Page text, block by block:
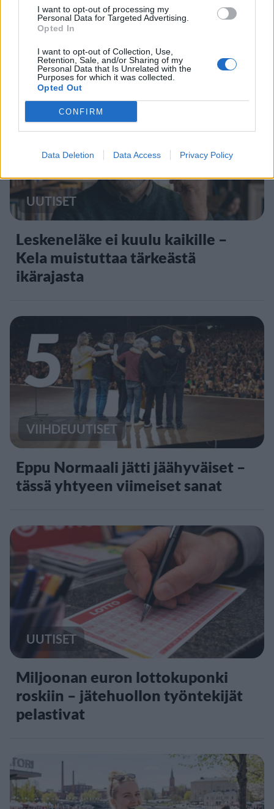
I want to opt-out of processing my
Personal Data for Targeted Advertising.
Opted In
I want to opt-out of Collection, Use,
Retention, Sale, and/or Sharing of my
Personal Data that Is Unrelated with the
Purposes for which it was collected.
Opted Out
CONFIRM
Data Deletion Data Access Privacy Policy
IIro Rantala kruunasi Eppu
Normaalin jäähyväiset – ylilyönti
kuitenkin tyrmistytti
4
UUTISET
Leskeneläke ei kuulu kaikille –
Kela muistuttaa tärkeästä
ikärajasta
5
VIIHDEUUTISET
Eppu Normaali jätti jäähyväiset –
tässä yhtyeen viimeiset sanat
UUTISET
Miljoonan euron lottokuponki
roskiin – jätehuollon työntekijät
pelastivat